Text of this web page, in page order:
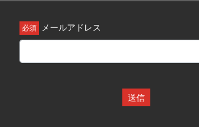
メールアドレス
送信